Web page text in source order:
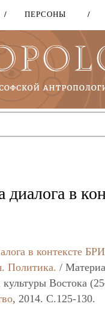
ПЕРСОНЫ
в
в контексте
Политика. /
Востока
, 2014. C.125-130.